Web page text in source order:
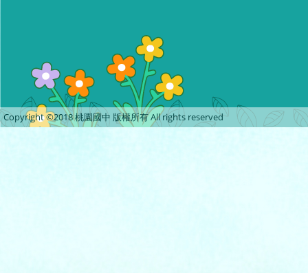
Copyright ©2018 桃園國中 版權所有 All rights reserved